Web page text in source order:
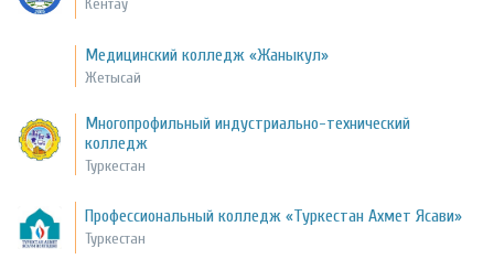
Кентау
Медицинский колледж «Жаныкул»
Жетысай
Многопрофильный индустриально-технический
колледж
Туркестан
Профессиональный колледж «Туркестан Ахмет Ясави»
Туркестан